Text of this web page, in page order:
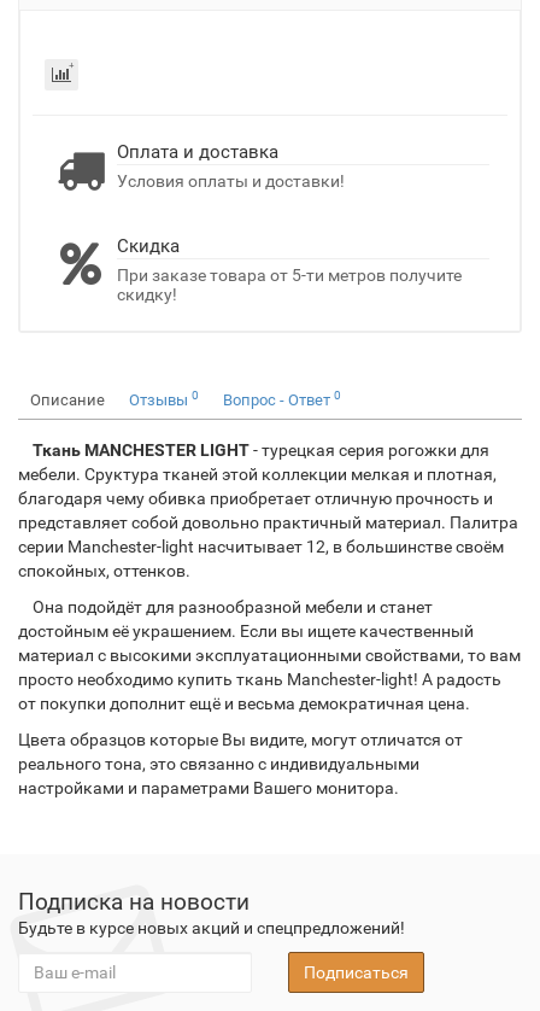
Оплата и доставка
Условия оплаты и доставки!
Скидка
При заказе товара от 5-ти метров получите
скидку!
Описание Отзывы 0 Вопрос - Ответ 0
Ткань MANCHESTER LIGHT- турецкая серия рогожки для
мебели. Сруктура тканей этой коллекции мелкая и плотная,
благодаря чему обивка приобретает отличную прочность и
представляет собой довольно практичный материал. Палитра
серии Manchester-light насчитывает 12, в большинстве своём
спокойных, оттенков.
Она подойдёт для разнообразной мебели и станет
достойным её украшением. Если вы ищете качественный
материал с высокими эксплуатационными свойствами, то вам
просто необходимо купить ткань Manchester-light! А радость
от покупки дополнит ещё и весьма демократичная цена.
Цвета образцов которые Вы видите, могут отличатся от
реального тона, это связанно с индивидуальными
настройками и параметрами Вашего монитора.
Подписка на новости
Будьте в курсе новых акций и спецпредложений!
Подписаться